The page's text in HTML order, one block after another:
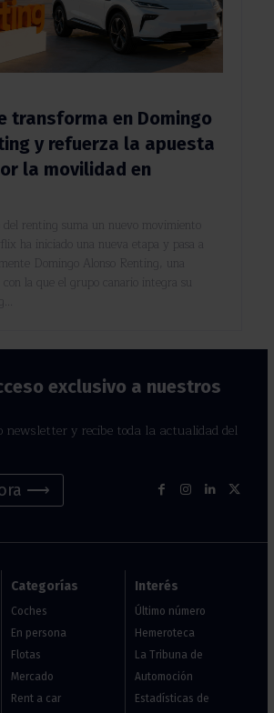
transforma en Domingo
y refuerza la apuesta
la movilidad en
renting suma un nuevo movimiento
ha iniciado una nueva etapa y pasa a
Domingo Alonso Renting, una
con la que el grupo canario integra su
exclusivo a nuestros
y recibe toda la actualidad del
⟶
Categorías
Coches
En persona
Flotas
Mercado
Rent a car
Interés
Último número
Hemeroteca
La Tribuna de
Automoción
Estadísticas de